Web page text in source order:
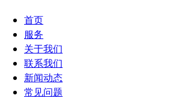
首页
服务
关于我们
联系我们
新闻动态
常见问题